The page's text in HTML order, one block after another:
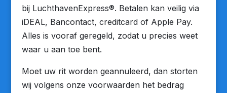
bij LuchthavenExpress®. Betalen kan veilig via
iDEAL, Bancontact, creditcard of Apple Pay.
Alles is vooraf geregeld, zodat u precies weet
waar u aan toe bent.
Moet uw rit worden geannuleerd, dan storten
wij volgens onze voorwaarden het bedrag